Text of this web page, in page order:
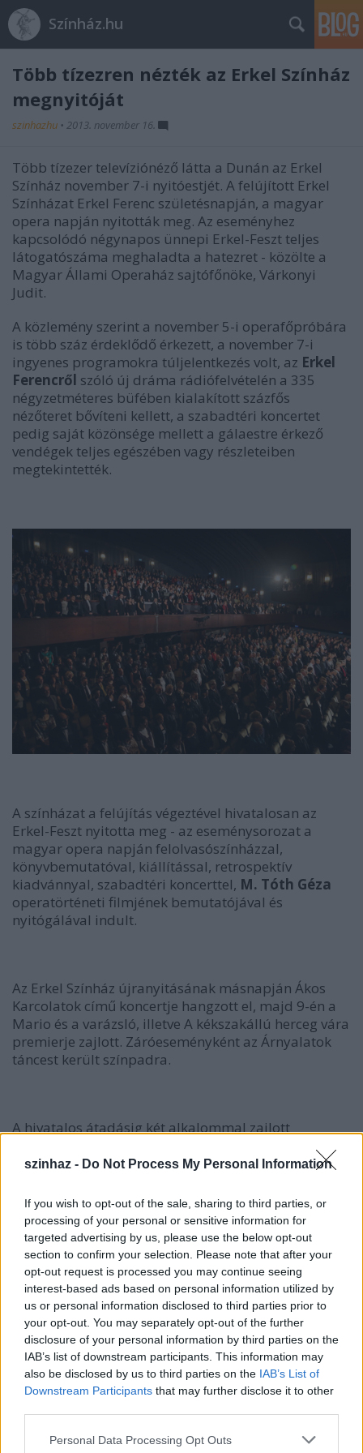
szinhaz - Do Not Process My Personal Information
If you wish to opt-out of the sale, sharing to third parties, or
processing of your personal or sensitive information for
targeted advertising by us, please use the below opt-out
section to confirm your selection. Please note that after your
opt-out request is processed you may continue seeing
interest-based ads based on personal information utilized by
us or personal information disclosed to third parties prior to
your opt-out. You may separately opt-out of the further
disclosure of your personal information by third parties on the
IAB’s list of downstream participants. This information may
also be disclosed by us to third parties on the IAB’s List of
Downstream Participants that may further disclose it to other
Please note that this website/app uses one or more Google
Personal Data Processing Opt Outs
Színház.hu
Több tízezren nézték az Erkel Színház
megnyitóját
szinhazhu • 2013. november 16.
Több tízezer televíziónéző látta a Dunán az Erkel
Színház november 7-i nyitóestjét. A felújított Erkel
Színházat Erkel Ferenc születésnapján, a magyar
opera napján nyitották meg. Az eseményhez
kapcsolódó négynapos ünnepi Erkel-Feszt teljes
látogatószáma meghaladta a hatezret - közölte a
Magyar Állami Operaház sajtófőnöke, Várkonyi
Judit.
A közlemény szerint a november 5-i operafőpróbára
is több száz érdeklődő érkezett, a november 7-i
ingyenes programokra túljelentkezés volt, az Erkel
Ferencről szóló új dráma rádiófelvételén a 335
négyzetméteres büfében kialakított százfős
nézőteret bővíteni kellett, a szabadtéri koncertet
pedig saját közönsége mellett a gálaestre érkező
vendégek teljes egészében vagy részleteiben
megtekintették.
A színházat a felújítás végeztével hivatalosan az
Erkel-Feszt nyitotta meg - az eseménysorozat a
magyar opera napján felolvasószínházzal,
könyvbemutatóval, kiállítással, retrospektív
kiadvánnyal, szabadtéri koncerttel, M. Tóth Géza
operatörténeti filmjének bemutatójával és
nyitógálával indult.
Az Erkel Színház újranyitásának másnapján Ákos
Karcolatok című koncertje hangzott el, majd 9-én a
Mario és a varázsló, illetve A kékszakállú herceg vára
premierje zajlott. Záróeseményként az Árnyalatok
táncest került színpadra.
A hivatalos átadásig két alkalommal zajlott
játszásának 72 előadását 104 ezer fizető néző látta,
diák vett részt. A második próbaüzem októberi
OperaKaland-sorozatát 122 város 300
középiskolájának 25 ezer tanulója látta, a Háry-
program most performansz-pályázattal folytatódik.